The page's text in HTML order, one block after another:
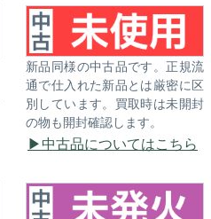
新品同様の中古品です。正規流
通で仕入れた新品とは厳密に区
別しています。買取時は未開封
の物も開封確認します。
中古品についてはこちら